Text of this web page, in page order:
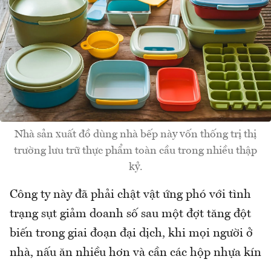
Nhà sản xuất đồ dùng nhà bếp này vốn thống trị thị
trường lưu trữ thực phẩm toàn cầu trong nhiều thập
kỷ.
Công ty này đã phải chật vật ứng phó với tình
trạng sụt giảm doanh số sau một đợt tăng đột
biến trong giai đoạn đại dịch, khi mọi người ở
nhà, nấu ăn nhiều hơn và cần các hộp nhựa kín